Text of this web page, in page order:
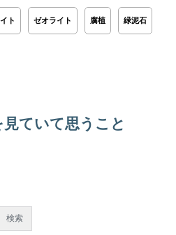
ト ゼオライト 腐植 緑泥石
ていて思うこと